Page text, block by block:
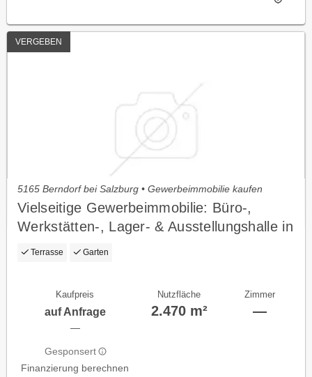
VERGEBEN
5165 Berndorf bei Salzburg • Gewerbeimmobilie kaufen
Vielseitige Gewerbeimmobilie: Büro-,
Werkstätten-, Lager- & Ausstellungshalle in
OÖ!!
Terrasse Garten
Kaufpreis
auf Anfrage
—
Gesponsert
Finanzierung berechnen
Nutzfläche
2.470 m²
Zimmer
—